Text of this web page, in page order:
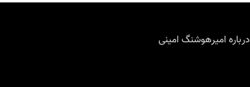
درباره امیرهوشنگ امینی